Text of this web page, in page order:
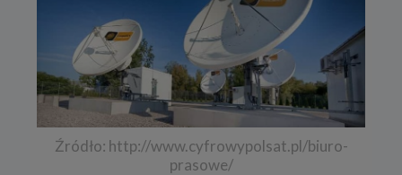
Źródło: http://www.cyfrowypolsat.pl/biuro-
prasowe/